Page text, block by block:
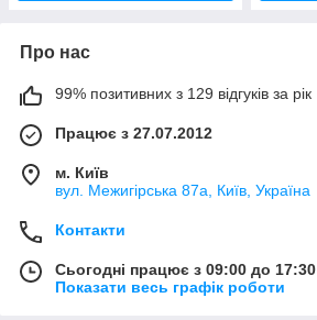
Про нас
99% позитивних з 129 відгуків за рік
Працює з 27.07.2012
м. Київ
вул. Межигірська 87а, Київ, Україна
Контакти
Сьогодні працює з 09:00 до 17:30
Показати весь графік роботи